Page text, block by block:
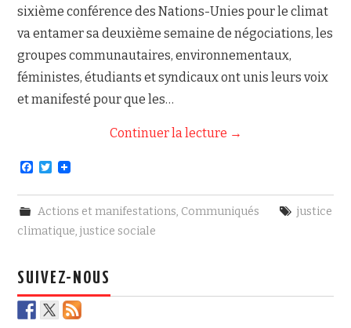
sixième conférence des Nations-Unies pour le climat
va entamer sa deuxième semaine de négociations, les
groupes communautaires, environnementaux,
féministes, étudiants et syndicaux ont unis leurs voix
et manifesté pour que les…
Continuer la lecture →
F
c
b
o
T
i
t
t
e
Actions et manifestations, Communiqués
justice
climatique,justice sociale
SUIVEZ-NOUS